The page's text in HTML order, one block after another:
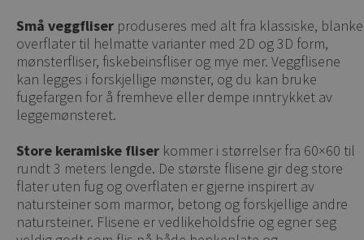
Små veggfliser produseres med alt fra klassiske, blanke
overflater til helmatte varianter med 2D og 3D form,
mønsterfliser, fiskebeinsfliser og mye mer. Veggflisene
kan legges i forskjellige mønster, og du kan bruke
fugefargen for å fremheve eller dempe inntrykket av
leggemønsteret.
Store keramiske fliser kommer i størrelser fra 60×60 til
rundt 3 meters lengde. De største flisene gir deg store
flater uten fug og overflaten er gjerne inspirert av
natursteiner som marmor, betong og forskjellige andre
natursteiner. Flisene er vedlikeholdsfrie og egner seg